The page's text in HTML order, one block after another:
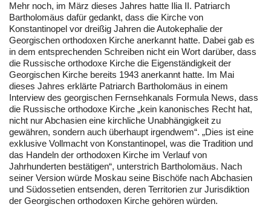
Mehr noch, im März dieses Jahres hatte Ilia II. Patriarch
Bartholomäus dafür gedankt, dass die Kirche von
Konstantinopel vor dreißig Jahren die Autokephalie der
Georgischen orthodoxen Kirche anerkannt hatte. Dabei gab es
in dem entsprechenden Schreiben nicht ein Wort darüber, dass
die Russische orthodoxe Kirche die Eigenständigkeit der
Georgischen Kirche bereits 1943 anerkannt hatte. Im Mai
dieses Jahres erklärte Patriarch Bartholomäus in einem
Interview des georgischen Fernsehkanals Formula News, dass
die Russische orthodoxe Kirche „kein kanonisches Recht hat,
nicht nur Abchasien eine kirchliche Unabhängigkeit zu
gewähren, sondern auch überhaupt irgendwem“. „Dies ist eine
exklusive Vollmacht von Konstantinopel, was die Tradition und
das Handeln der orthodoxen Kirche im Verlauf von
Jahrhunderten bestätigen“, unterstrich Bartholomäus. Nach
seiner Version würde Moskau seine Bischöfe nach Abchasien
und Südossetien entsenden, deren Territorien zur Jurisdiktion
der Georgischen orthodoxen Kirche gehören würden.